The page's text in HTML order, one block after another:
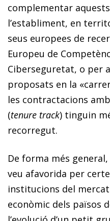
complementar
l’establiment, en
seus europees de
Europeu de
Ciberseguretat, o per
proposats en la
les contractacions
(tenure track) tinguin
recorregut.
De forma més
veu afavorida per
institucions del mercat
econòmic dels països